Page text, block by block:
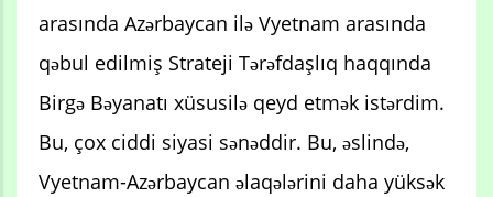
arasında Azərbaycan ilə Vyetnam arasında
qəbul edilmiş Strateji Tərəfdaşlıq haqqında
Birgə Bəyanatı xüsusilə qeyd etmək istərdim.
Bu, çox ciddi siyasi sənəddir. Bu, əslində,
Vyetnam-Azərbaycan əlaqələrini daha yüksək